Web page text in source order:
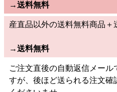
→送料無料
産直品以外の送料無料商品＋
→送料無料
ご注文直後の自動返信メール
すが、後ほど送られる注文